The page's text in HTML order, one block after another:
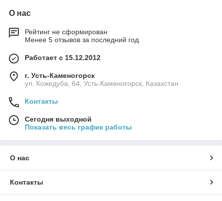
О нас
Рейтинг не сформирован
Менее 5 отзывов за последний год
Работает с 15.12.2012
г. Усть-Каменогорск
ул. Кожедуба, 64, Усть-Каменогорск, Казахстан
Контакты
Сегодня выходной
Показать весь график работы
О нас
Контакты